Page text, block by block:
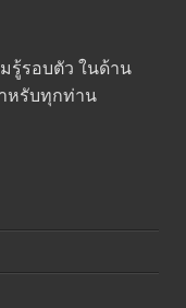
รู้รอบตัว ในด้าน
หรับทุกท่าน